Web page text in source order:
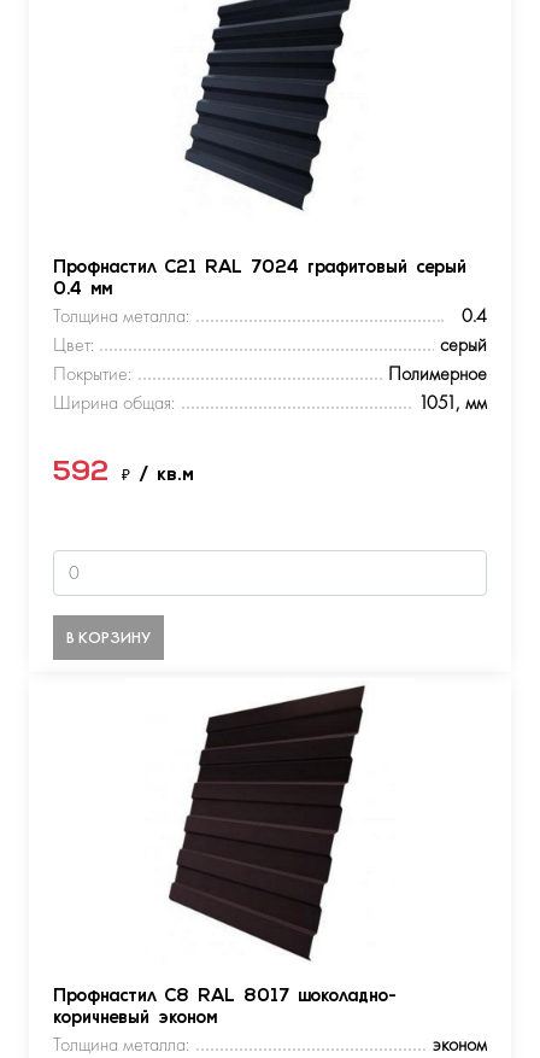
Профнастил С21 RAL 7024 графитовый серый
0.4 мм
Толщина металла:
0.4
Цвет:
серый
Покрытие:
Полимерное
Ширина общая:
1051, мм
592 ₽ / кв.м
В КОРЗИНУ
Профнастил С8 RAL 8017 шоколадно-
коричневый эконом
Толщина металла:
эконом